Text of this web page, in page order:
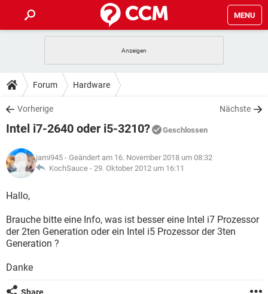
MENU
ANDROID
WINDOWS 10
WHATSAPP TIKTOK
FACEBOOK
TIPPS & TRICKS
SPIELE
WHATSAPP TIKTOK
FACEBOOK
DOWNLOADS
SPIELE STREAMING
ANDROID
WINDOWS 10 INSTAGRAM
WHATSAPP
SPIELE STREAMING
ANDROID
WINDOWS 10
WHATSAPP TIKTOK
FACEBOOK
LEXIKON
SPIELE
WINDOWS 10 INSTAGRAM
FACEBOOK
Forum Hardware
Vorherige Nächste
Intel i7-2640 oder i5-3210? Geschlossen
jami945 - Geändert am 16. November 2018 um 08:32
KochSauce - 29. Oktober 2012 um 16:11
Hallo,
Brauche bitte eine Info, was ist besser eine Intel i7 Prozessor
der 2ten Generation oder ein Intel i5 Prozessor der 3ten
Generation ?
Danke